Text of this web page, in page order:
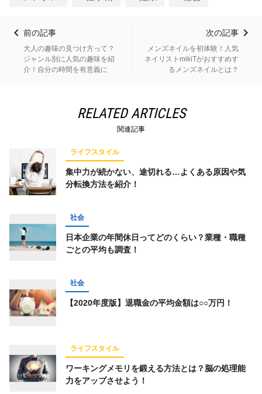
前の記事
大人の趣味の見つけ方って？
ジャンル別に人気の趣味を紹
介！自分の時間を有意義に
次の記事
メンズネイルを初体験！人気
ネイリストmikiTがおすすめす
るメンズネイルとは？
RELATED ARTICLES
関連記事
ライフスタイル
集中力が続かない、途切れる…よくある原因や気
分転換方法を紹介！
社会
日本企業の年間休日ってどのくらい？業種・職種
ごとの平均も調査！
社会
【2020年度版】退職金の平均金額は○○万円！
ライフスタイル
ワーキングメモリを鍛える方法とは？脳の処理能
力をアップさせよう！